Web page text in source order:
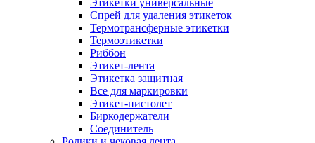
Этикетки универсальные
Спрей для удаления этикеток
Термотрансферные этикетки
Термоэтикетки
Риббон
Этикет-лента
Этикетка защитная
Все для маркировки
Этикет-пистолет
Биркодержатели
Соединитель